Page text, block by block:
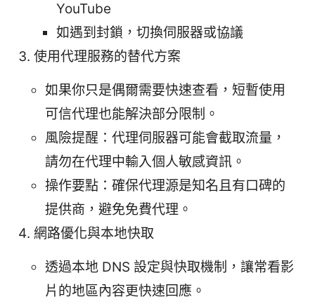
YouTube
如遇到封鎖，切換伺服器或協議
使用代理服務的替代方案
如果你只是偶爾需要快速查看，短暫使用
可信代理也能解決部分限制。
風險提醒：代理伺服器可能會截取流量，
請勿在代理中輸入個人敏感資訊。
操作要點：確保代理源是知名且有口碑的
提供商，避免免費代理。
網路優化與本地快取
透過本地 DNS 設定與快取機制，讓常看影
片的地區內容更快速回應。